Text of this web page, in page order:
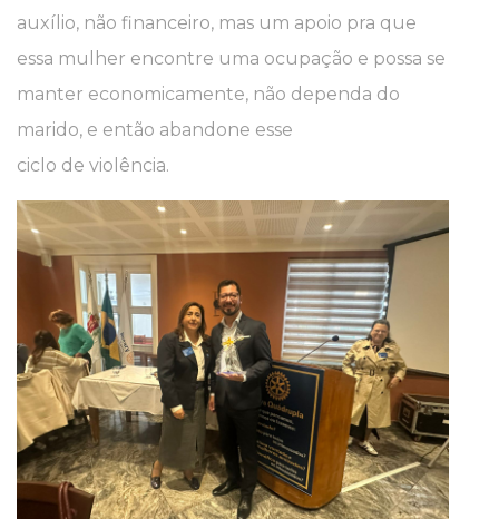
auxílio, não financeiro, mas um apoio pra que
essa mulher encontre uma ocupação e possa se
manter economicamente, não dependa do
marido, e então abandone esse
ciclo de violência.